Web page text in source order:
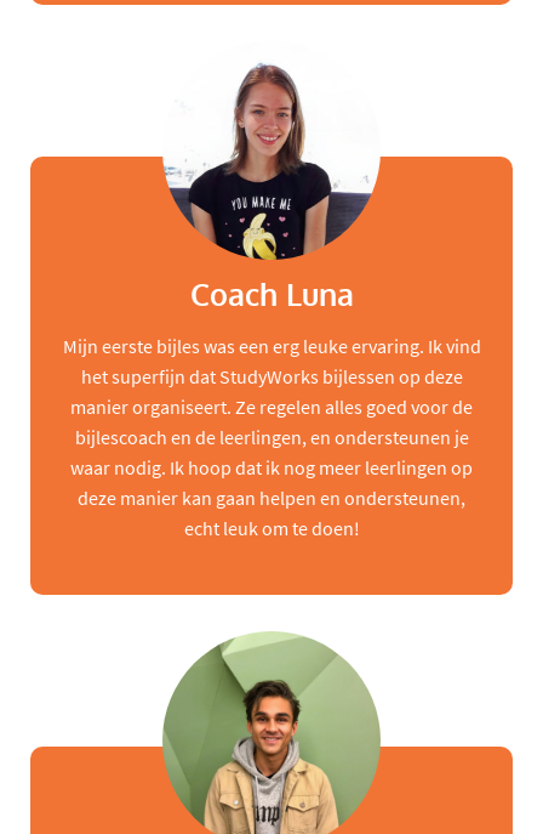
Coach Luna
Mijn eerste bijles was een erg leuke ervaring. Ik vind
het superfijn dat StudyWorks bijlessen op deze
manier organiseert. Ze regelen alles goed voor de
bijlescoach en de leerlingen, en ondersteunen je
waar nodig. Ik hoop dat ik nog meer leerlingen op
deze manier kan gaan helpen en ondersteunen,
echt leuk om te doen!